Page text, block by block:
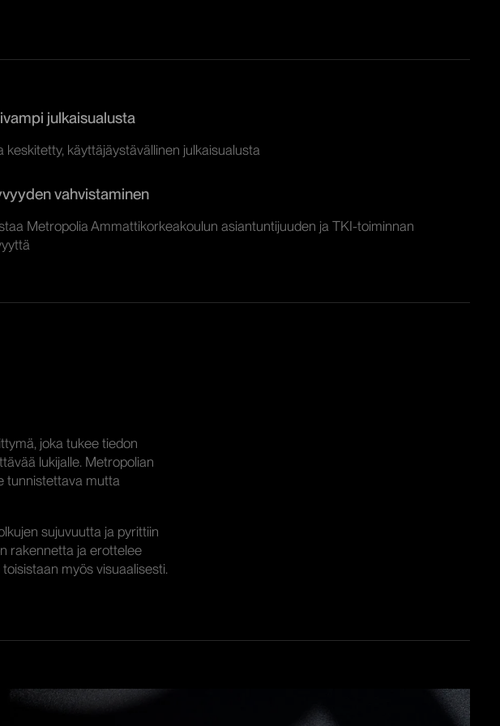
julkaisualusta
keskitetty, käyttäjäystävällinen julkaisualusta
vahvistaminen
Metropolia Ammattikorkeakoulun asiantuntijuuden ja TKI-toiminnan
joka tukee tiedon
lukijalle. Metropolian
tunnistettava mutta
sujuvuutta ja pyrittiin
rakennetta ja erottelee
myös visuaalisesti.